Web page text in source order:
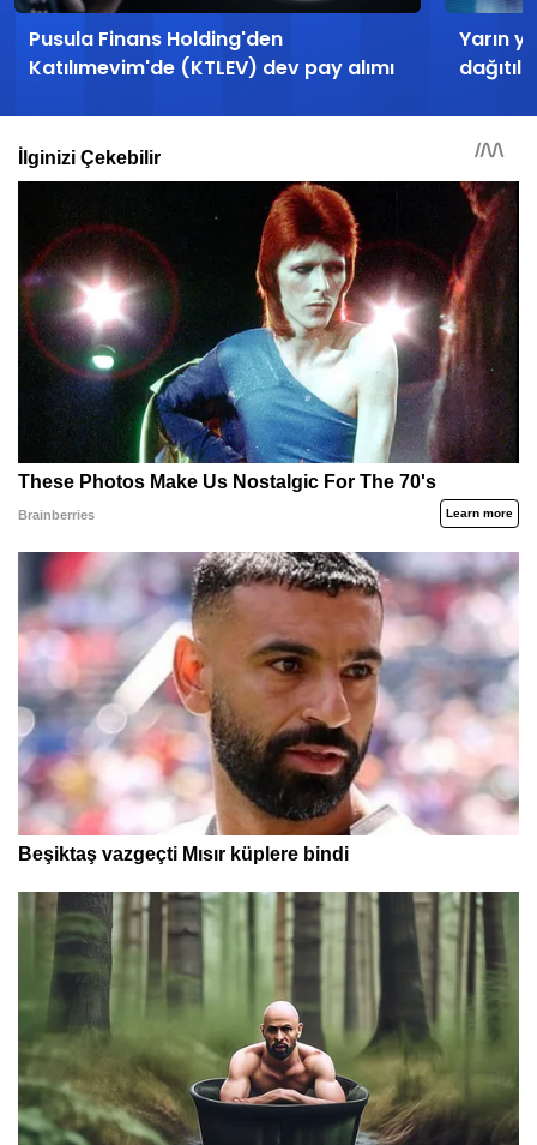
Pusula Finans Holding'den
Katılımevim'de (KTLEV) dev pay alımı
Yarın